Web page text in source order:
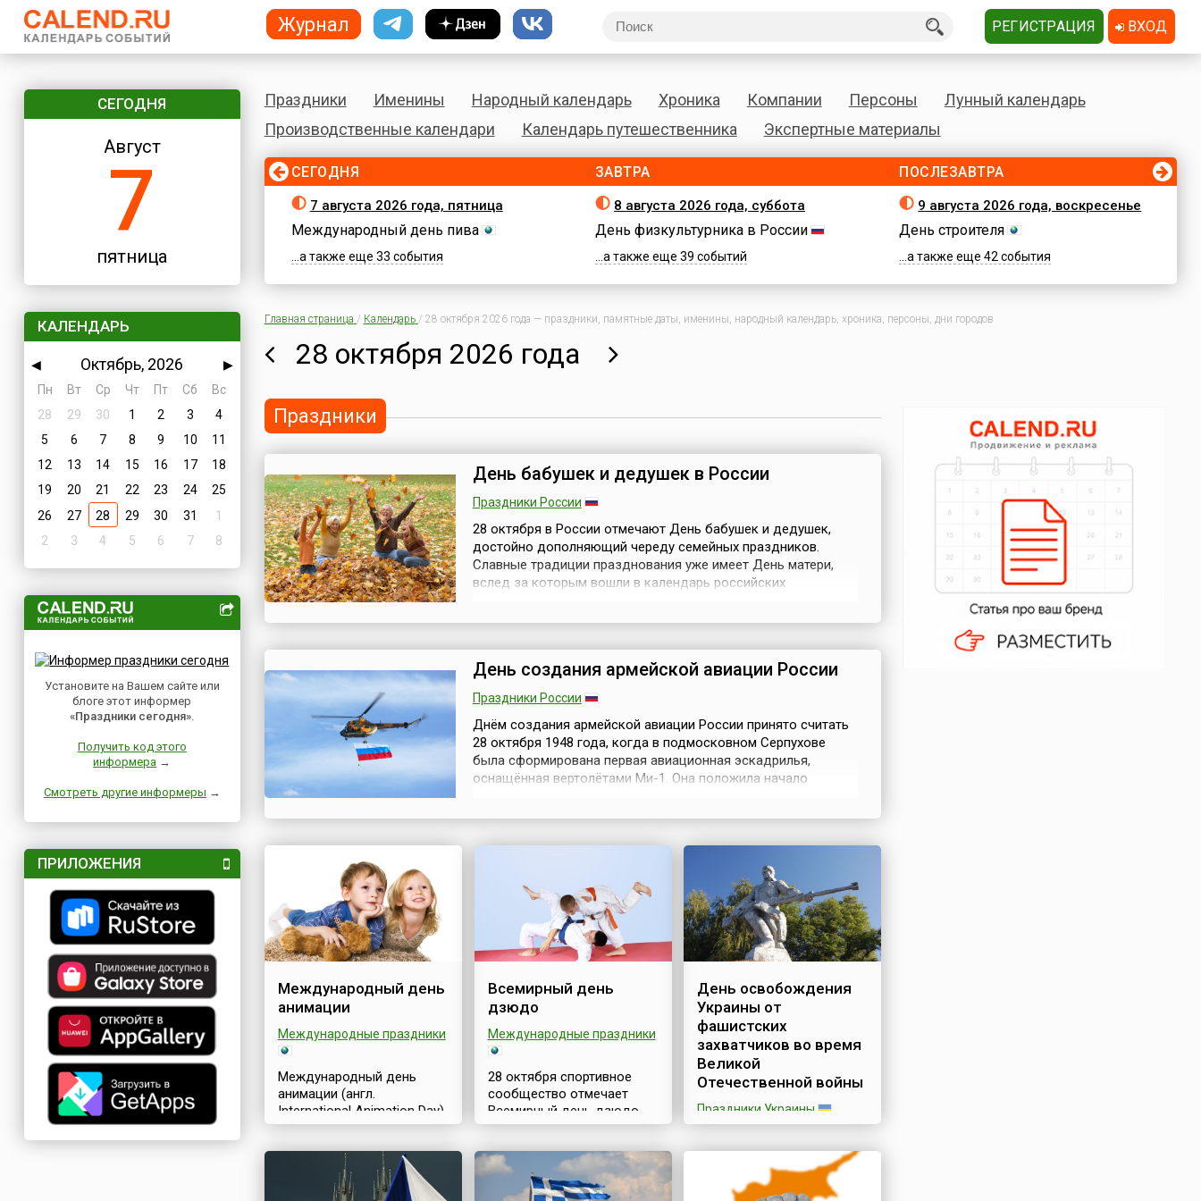
СЕГОДНЯ
Август
7
пятница
КАЛЕНДАРЬ
◀ Октябрь, 2026
▶
Пн
Вт Ср Чт Пт Сб
Вс
28
29 30 1 2 3
4
5
6 7 8 9 10
11
12
13 14 15 16 17
18
19
20 21 22 23 24
25
26
27 28 29 30 31
1
2
3 4 5 6 7 8
Установите на Вашем сайте или
блоге этот информер
«Праздники сегодня».
Получить код этого
информера →
Смотреть другие информеры →
ПРИЛОЖЕНИЯ
Праздники Именины Народный календарь Хроника Компании Персоны
Лунный календарь
Производственные календари
Календарь путешественника Экспертные материалы
СЕГОДНЯ
7 августа 2026 года, пятница
Международный день пива
...а также еще 33 события
ЗАВТРА
8 августа 2026 года, суббота
День физкультурника в России
...а также еще 39 событий
ПОСЛЕЗАВТРА
9 августа 2026 года, воскресенье
День строителя
...а также еще 42 события
Главная страница / Календарь / 28 октября 2026 года — праздники, памятные даты, именины, народный календарь, хроника, персоны, дни городов
28 октября 2026 года
Праздники
День бабушек и дедушек в России
Праздники России
28 октября в России отмечают День бабушек и дедушек,
достойно дополняющий череду семейных праздников.
Славные традиции празднования уже имеет День матери,
вслед за которым вошли в календарь российских
занимающим в ней особое место – ба...
День создания армейской авиации России
Праздники России
Днём создания армейской авиации России принято считать
28 октября 1948 года, когда в подмосковном Серпухове
была сформирована первая авиационная эскадрилья,
оснащённая вертолётами Ми-1. Она положила начало
разведка, связь. Затем, в ходе...
Международный день
анимации
Международные праздники
Международный день
анимации (англ.
International Animation Day)
или Всемирный день
отмечается ежегодно 28
октября, был учрежден по
инициативе французского
Всемирный день
дзюдо
Международные праздники
28 октября спортивное
сообщество отмечает
Всемирный день дзюдо
(англ. World Judo Day),
Международной
федерацией дзюдо (англ.
International Judo
День освобождения
Украины от
фашистских
захватчиков во время
Великой
Отечественной войны
Праздники Украины
отмечает значимую дату в
своей истории — День
освобождения от
Журнал РЕГИСТРАЦИЯ ВХОД